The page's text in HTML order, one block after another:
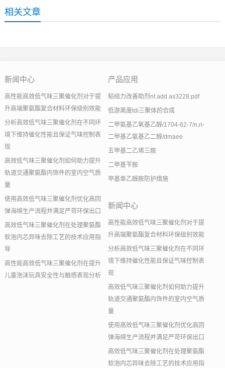
相关文章
新闻中心
高性能高效低气味三聚催化剂对于提
升高端聚氨酯复合材料环保级别效能
分析高效低气味三聚催化剂在不同环
境下维持催化性能且保证气味控制表
现
高效低气味三聚催化剂如何助力提升
轨道交通聚氨酯内饰件的室内空气质
量
使用高效低气味三聚催化剂优化高回
弹海绵生产流程并满足严苛环保出口
高效低气味三聚催化剂在处理聚氨酯
软泡内芯异味去除工艺的技术应用指
导
高性能高效低气味三聚催化剂在提升
儿童泡沫玩具安全性与触感表现分析
产品应用
粘结力改善助剂nt add as3228.pdf
低游离度tdi三聚体的合成
二甲氨基乙氧基乙醇/1704-62-7/n,n-
二甲基乙氨基乙二醇/dmaee
五甲基二乙烯三胺
二甲基苄胺
甲基单乙醇胺防护措施
新闻中心
高性能高效低气味三聚催化剂对于提
升高端聚氨酯复合材料环保级别效能
分析高效低气味三聚催化剂在不同环
境下维持催化性能且保证气味控制表
现
高效低气味三聚催化剂如何助力提升
轨道交通聚氨酯内饰件的室内空气质
量
使用高效低气味三聚催化剂优化高回
弹海绵生产流程并满足严苛环保出口
高效低气味三聚催化剂在处理聚氨酯
软泡内芯异味去除工艺的技术应用指